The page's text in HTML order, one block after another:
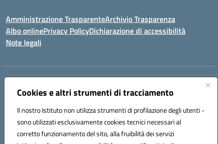
Cookies e altri strumenti di tracciamento
Il nostro Istituto non utilizza strumenti di profilazione degli utenti -
sono utilizzati esclusivamente cookies tecnici necessari al
corretto funzionamento del sito, alla fruibilità dei servizi
Amministrazione TrasparenteArchivio Trasparenza
Albo onlinePrivacy PolicyDichiarazione di accessibilità
Note legali
Indirizzo:
Centralino:096721161 Email:czic869004@istruzione.it
Codice fiscale: 84000710792
Codice meccanografico:
CZIC869004
Codice unico di fatturazione (CUF): UFKGA0